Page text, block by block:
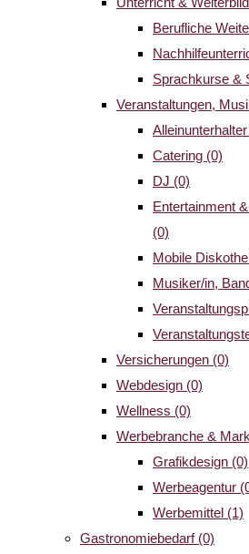
Berufliche
Sprachkurse &
Veranstaltungen,
Alleinunterhalter
Catering (0)
DJ (0)
Entertainment
(0)
Mobile
Musiker/in,
Versicherungen (0)
Webdesign (0)
Wellness (0)
Werbebranche &
Grafikdesign (0)
Werbeagentur
Werbemittel (1)
Gastronomiebedarf (0)